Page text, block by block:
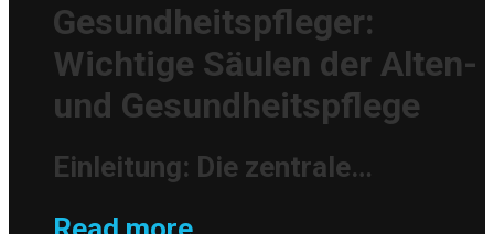
Gesundheitspfleger:
Wichtige Säulen der Alten-
und Gesundheitspflege
Einleitung: Die zentrale…